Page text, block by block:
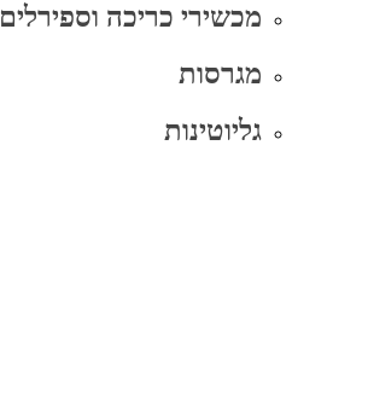
מכשירי כריכה וספירלים
מגרסות
גליוטינות